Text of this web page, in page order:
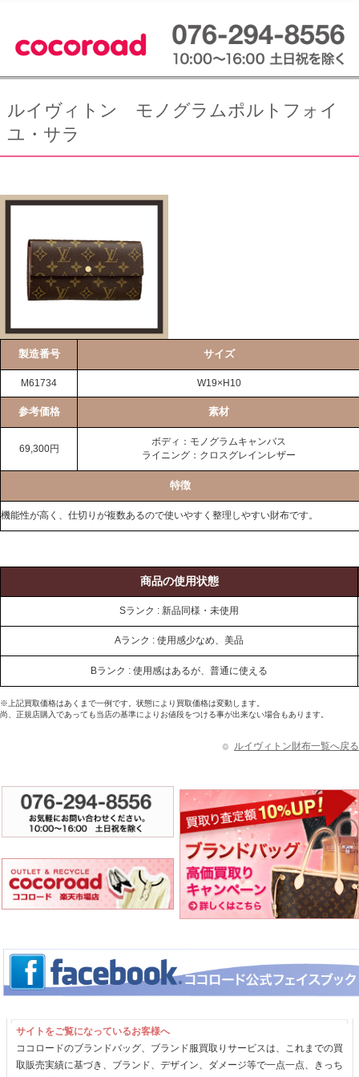
ルイヴィトン モノグラムポルトフォイ
ユ・サラ
製造番号 サイズ
M61734 W19×H10
参考価格 素材
69,300円
ボディ：モノグラムキャンバス
ライニング：クロスグレインレザー
特徴
機能性が高く、仕切りが複数あるので使いやすく整理しやすい財布です。
商品の使用状態
Sランク : 新品同様・未使用
Aランク : 使用感少なめ、美品
Bランク : 使用感はあるが、普通に使える
※上記買取価格はあくまで一例です。状態により買取価格は変動します。
尚、正規店購入であっても当店の基準によりお値段をつける事が出来ない場合もあります。
ルイヴィトン財布一覧へ戻る
サイトをご覧になっているお客様へ
ココロードのブランドバッグ、ブランド服買取りサービスは、これまでの買
取販売実績に基づき、ブランド、デザイン、ダメージ等で一点一点、きっち